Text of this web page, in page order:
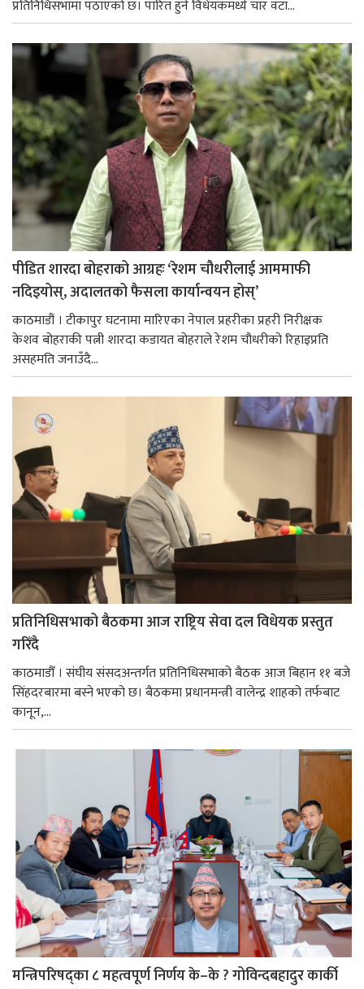
प्रतिनिधिसभामा पठाएको छ। पारित हुने विधेयकमध्ये चार वटा...
पीडित शारदा बोहराको आग्रहः ‘रेशम चौधरीलाई आममाफी
नदिइयोस्, अदालतको फैसला कार्यान्वयन होस्’
काठमाडौं । टीकापुर घटनामा मारिएका नेपाल प्रहरीका प्रहरी निरीक्षक
केशव बोहराकी पत्नी शारदा कडायत बोहराले रेशम चौधरीको रिहाइप्रति
असहमति जनाउँदै...
प्रतिनिधिसभाको बैठकमा आज राष्ट्रिय सेवा दल विधेयक प्रस्तुत
गरिँदै
काठमाडौँ । संघीय संसदअन्तर्गत प्रतिनिधिसभाको बैठक आज बिहान ११ बजे
सिंहदरबारमा बस्ने भएको छ। बैठकमा प्रधानमन्त्री वालेन्द्र शाहको तर्फबाट
कानून,...
मन्त्रिपरिषद्का ८ महत्वपूर्ण निर्णय के–के ? गोविन्दबहादुर कार्की